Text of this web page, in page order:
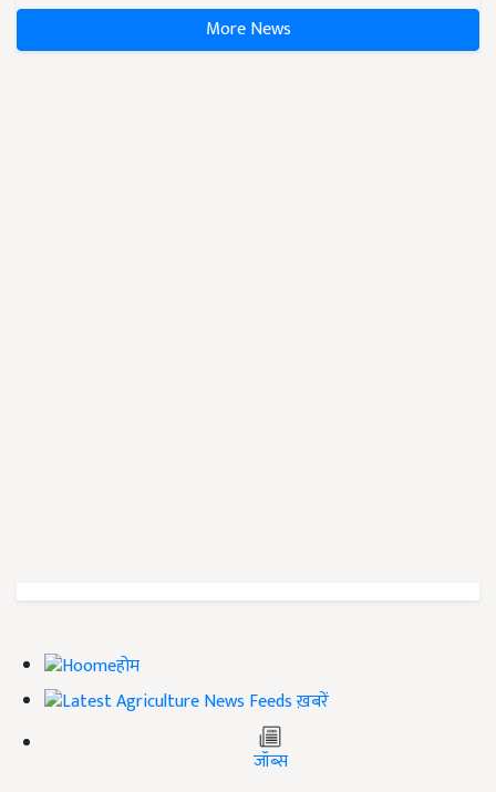
More News
होम
ख़बरें
जॉब्स